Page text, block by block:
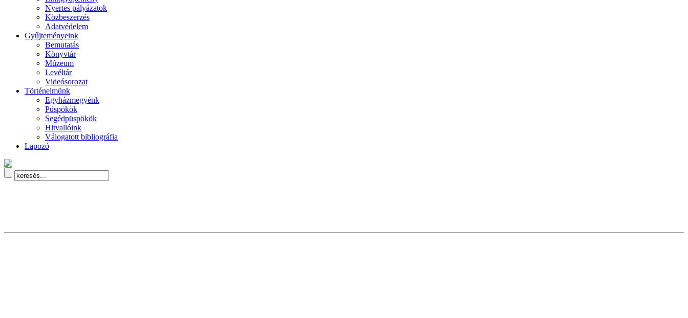
Nyertes pályázatok
Közbeszerzés
Adatvédelem
Gyűjteményeink
Bemutatás
Könyvtár
Múzeum
Levéltár
Videósorozat
Történelmünk
Egyházmegyénk
Püspökök
Segédpüspökök
Hitvallóink
Válogatott bibliográfia
Lapozó